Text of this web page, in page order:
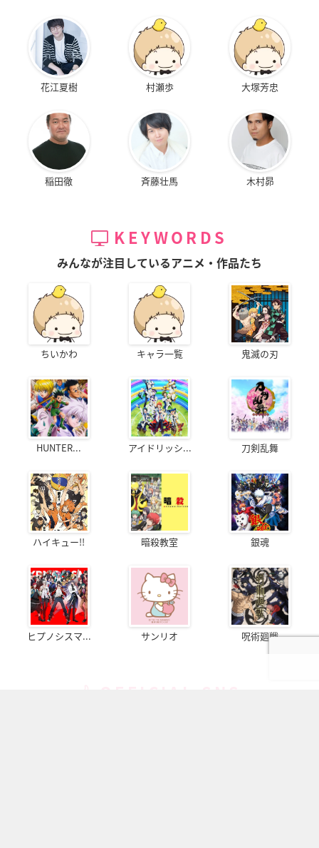
花江夏樹 村瀬歩 大塚芳忠
稲田徹 斉藤壮馬 木村昴
KEYWORDS
みんなが注目しているアニメ・作品たち
ちいかわ キャラ一覧 鬼滅の刃
HUNTER... アイドリッシ... 刀剣乱舞
ハイキュー!! 暗殺教室 銀魂
ヒプノシスマ... サンリオ 呪術廻戦